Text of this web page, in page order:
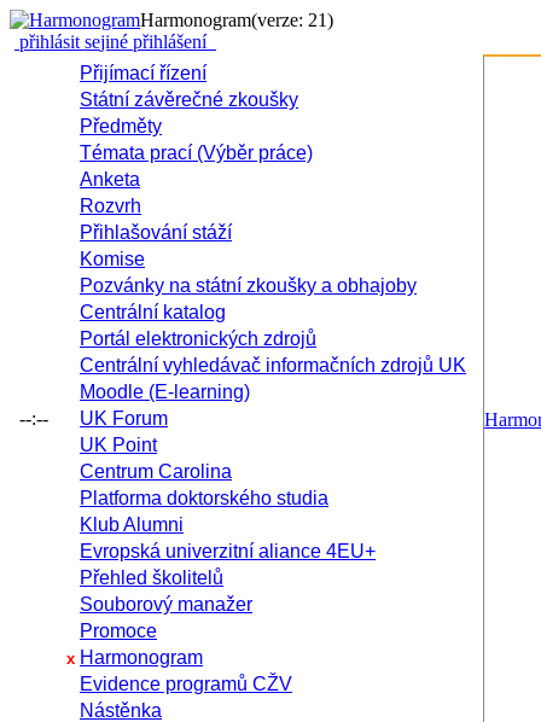
Harmonogram(verze: 21)
přihlásit sejiné přihlášení
--:--
Přijímací řízení
Státní závěrečné zkoušky
Předměty
Témata prací (Výběr práce)
Anketa
Rozvrh
Přihlašování stáží
Komise
Pozvánky na státní zkoušky a obhajoby
Centrální katalog
Portál elektronických zdrojů
Centrální vyhledávač informačních zdrojů UK
Moodle (E-learning)
UK Forum
UK Point
Centrum Carolina
Platforma doktorského studia
Klub Alumni
Evropská univerzitní aliance 4EU+
Přehled školitelů
Souborový manažer
Promoce
x Harmonogram
Evidence programů CŽV
Nástěnka